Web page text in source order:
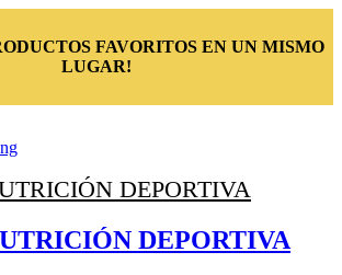
FAVORITOS EN UN MISMO
LUGAR!
DEPORTIVA
DEPORTIVA